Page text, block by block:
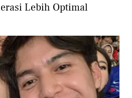
Lebih Optimal